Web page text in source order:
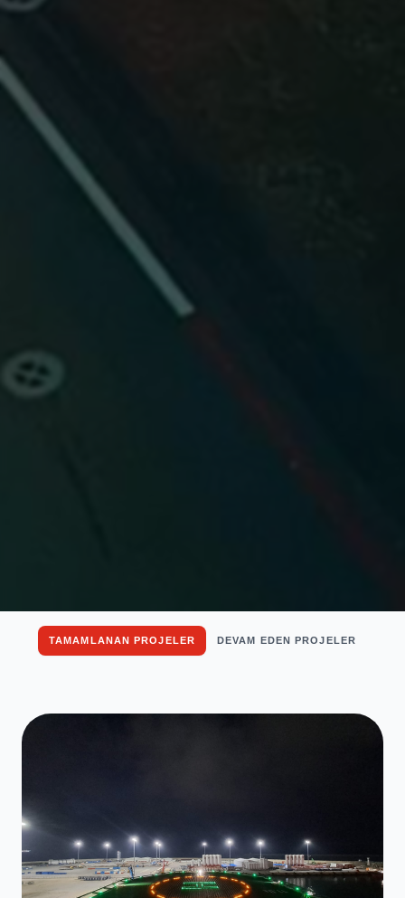
TAMAMLANAN PROJELER DEVAM EDEN PROJELER